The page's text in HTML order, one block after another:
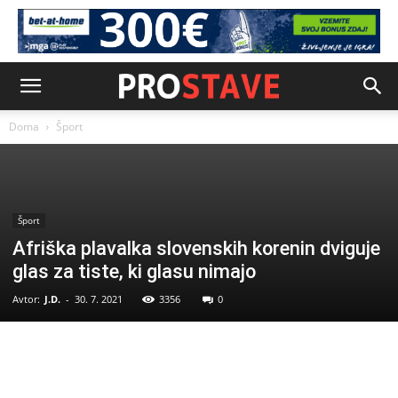
Doma Šport
Šport
Afriška plavalka slovenskih korenin dviguje
glas za tiste, ki glasu nimajo
Avtor: J.D. - 30. 7. 2021 3356 0